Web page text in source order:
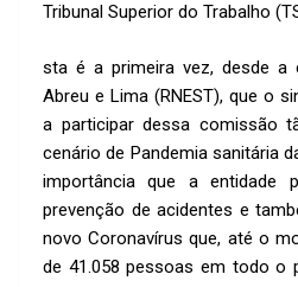
Tribunal Superior do Trabalho
sta é a primeira vez, desde a
Abreu e Lima (RNEST), que o
a participar dessa comissão
cenário de Pandemia sanitária
importância que a entidade
prevenção de acidentes e
novo Coronavírus que, até o
de 41.058 pessoas em todo o